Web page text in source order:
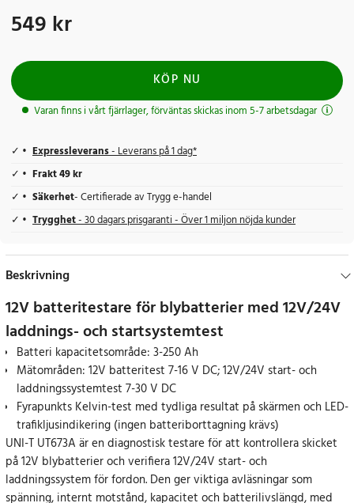
Pris:549 kr
549 kr
KÖP NU
Varan finns i vårt fjärrlager, förväntas skickas inom 5-7 arbetsdagar
Expressleverans- Leverans på 1 dag*
Frakt 49 kr
Säkerhet- Certifierade av Trygg e-handel
Trygghet- 30 dagars prisgaranti - Över 1 miljon nöjda kunder
Beskrivning
12V batteritestare för blybatterier med 12V/24V
laddnings- och startsystemtest
Batteri kapacitetsområde: 3-250 Ah
Mätområden: 12V batteritest 7-16 V DC; 12V/24V start- och
laddningssystemtest 7-30 V DC
Fyrapunkts Kelvin-test med tydliga resultat på skärmen och LED-
trafikljusindikering (ingen batteriborttagning krävs)
UNI-T UT673A är en diagnostisk testare för att kontrollera skicket
på 12V blybatterier och verifiera 12V/24V start- och
laddningssystem för fordon. Den ger viktiga avläsningar som
spänning, internt motstånd, kapacitet och batterilivslängd, med